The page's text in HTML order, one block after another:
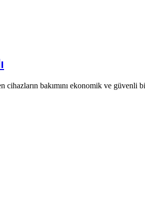
cihazların bakımını ekonomik ve